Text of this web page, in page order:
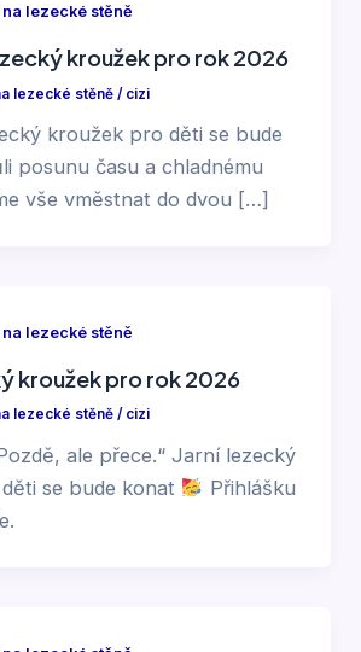
lezecké stěně
kroužek pro rok 2026
lezecké stěně/ cizi
kroužek pro děti se bude
posunu času a chladnému
vše vměstnat do dvou […]
lezecké stěně
kroužek pro rok 2026
lezecké stěně/ cizi
ale přece.“ Jarní lezecký
se bude konat
Přihlášku